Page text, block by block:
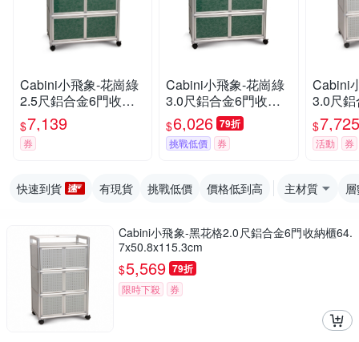
Cabini小飛象-花崗綠
2.5尺鋁合金6門收納
櫃73.5x50.8x115.3cm
$7,139
券
Cabini小飛象-花崗綠
3.0尺鋁合金6門收納
櫃88.5x50.8x115.3cm
$6,026 79折
挑戰低價 券
Cabini
3.0尺
櫃
$7,725
活動 券
快速到貨 有現貨 挑戰低價 價格低到高 主材質
Cabini小飛象-黑花格2.0尺鋁合金6門收納櫃64.
7x50.8x115.3cm
$5,569 79折
限時下殺 券